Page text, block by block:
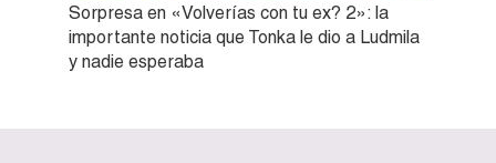
Sorpresa en «Volverías con tu ex? 2»: la
importante noticia que Tonka le dio a Ludmila
y nadie esperaba